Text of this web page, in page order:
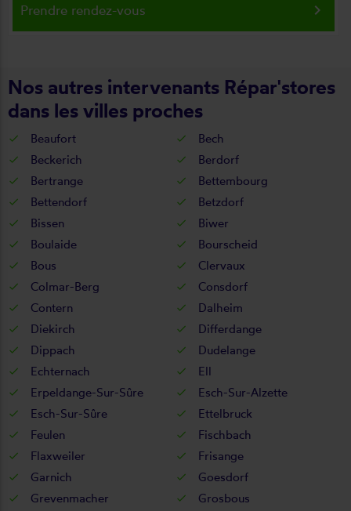
Prendre rendez-vous keyboard_arrow_right
Nos autres intervenants Répar'stores
dans les villes proches
Beaufort
Bech
Beckerich
Berdorf
Bertrange
Bettembourg
Bettendorf
Betzdorf
Bissen
Biwer
Boulaide
Bourscheid
Bous
Clervaux
Colmar-Berg
Consdorf
Contern
Dalheim
Diekirch
Differdange
Dippach
Dudelange
Echternach
Ell
Erpeldange-Sur-Sûre
Esch-Sur-Alzette
Esch-Sur-Sûre
Ettelbruck
Feulen
Fischbach
Flaxweiler
Frisange
Garnich
Goesdorf
Grevenmacher
Grosbous